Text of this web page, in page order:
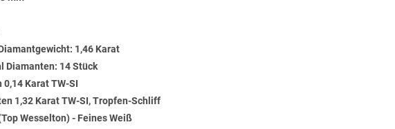
1,46 Karat
Diamanten: 14 Stück
Karat TW-SI
1,32 Karat TW-SI, Tropfen-Schliff
Wesselton) - Feines Weiß